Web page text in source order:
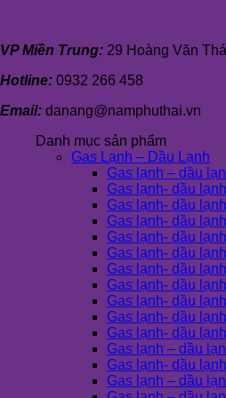
VP Miền Trung: 29 Hoàng Văn
Hotline: 0932 266 458
Email: danang@namphuthai.vn
Danh mục sản phẩm
Gas Lạnh – Dầu Lạnh
Gas lạnh – dầu
Gas lạnh- dầu
Gas lạnh- dầu
Gas lạnh- dầu
Gas lạnh- dầu
Gas lạnh- dầu
Gas lạnh- dầu
Gas lạnh- dầu
Gas lạnh- dầu
Gas lạnh- dầu
Gas lạnh- dầu
Gas lạnh – dầu
Gas lạnh- dầu
Gas lạnh – dầu